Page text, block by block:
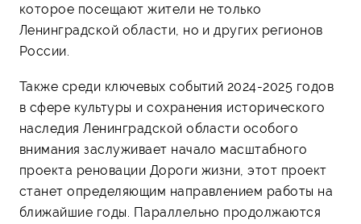
которое посещают жители не только
Ленинградской области, но и других регионов
России.
Также среди ключевых событий 2024-2025 годов
в сфере культуры и сохранения исторического
наследия Ленинградской области особого
внимания заслуживает начало масштабного
проекта реновации Дороги жизни, этот проект
станет определяющим направлением работы на
ближайшие годы. Параллельно продолжаются